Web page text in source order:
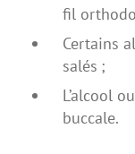
fil
Certains
salés ;
L’alcool
buccale.